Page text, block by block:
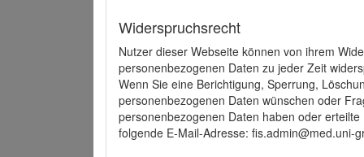
Widerspruchsrecht
Nutzer dieser Webseite können von ihrem
personenbezogenen Daten zu jeder Zeit
Wenn Sie eine Berichtigung, Sperrung,
personenbezogenen Daten wünschen oder
personenbezogenen Daten haben oder
folgende E-Mail-Adresse: fis.admin@med.uni-